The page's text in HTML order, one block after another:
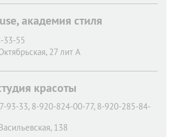
академия стиля
33-55
27 лит А
красоты
93-33, 8-920-824-00-77, 8-920-285-84-
138